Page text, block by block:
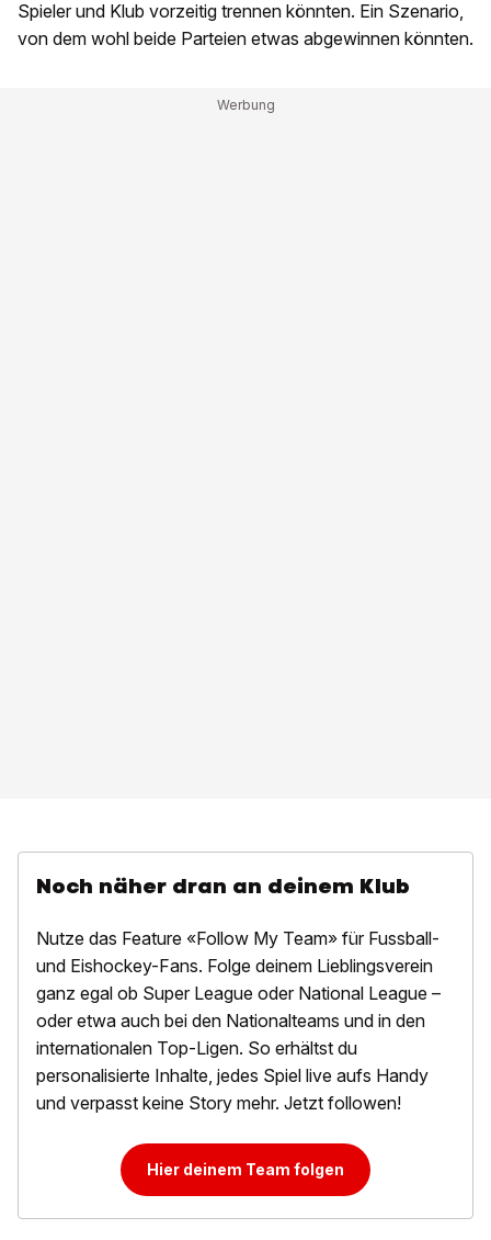
Spieler und Klub vorzeitig trennen könnten. Ein Szenario,
von dem wohl beide Parteien etwas abgewinnen könnten.
Noch näher dran an deinem Klub
Nutze das Feature «Follow My Team» für Fussball-
und Eishockey-Fans. Folge deinem Lieblingsverein
ganz egal ob Super League oder National League –
oder etwa auch bei den Nationalteams und in den
internationalen Top-Ligen. So erhältst du
personalisierte Inhalte, jedes Spiel live aufs Handy
und verpasst keine Story mehr. Jetzt followen!
Hier deinem Team folgen